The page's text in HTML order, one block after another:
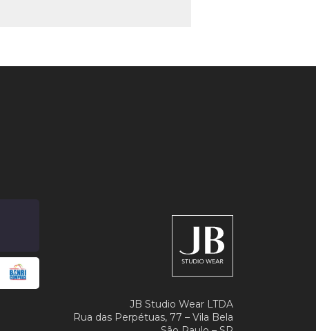
JB Studio Wear LTDA
Rua das Perpétuas, 77 – Vila Bela